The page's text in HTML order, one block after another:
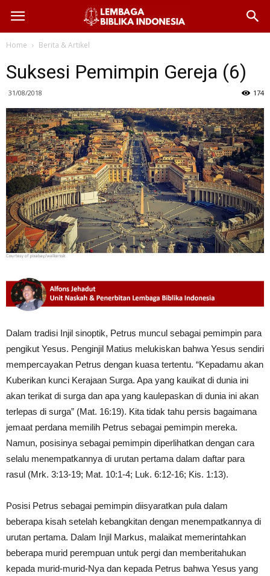
Home Berita & Artikel
Suksesi Pemimpin Gereja (6)
31/08/2018 174
Dalam tradisi Injil sinoptik, Petrus muncul sebagai pemimpin para
pengikut Yesus. Penginjil Matius melukiskan bahwa Yesus sendiri
mempercayakan Petrus dengan kuasa tertentu. “Kepadamu akan
Kuberikan kunci Kerajaan Surga. Apa yang kauikat di dunia ini
akan terikat di surga dan apa yang kaulepaskan di dunia ini akan
terlepas di surga” (Mat. 16:19). Kita tidak tahu persis bagaimana
jemaat perdana memilih Petrus sebagai pemimpin mereka.
Namun, posisinya sebagai pemimpin diperlihatkan dengan cara
selalu menempatkannya di urutan pertama dalam daftar para
rasul (Mrk. 3:13-19; Mat. 10:1-4; Luk. 6:12-16; Kis. 1:13).
Posisi Petrus sebagai pemimpin diisyaratkan pula dalam
beberapa kisah setelah kebangkitan dengan menempatkannya di
urutan pertama. Dalam Injil Markus, malaikat memerintahkan
beberapa murid perempuan untuk pergi dan memberitahukan
kepada murid-murid-Nya dan kepada Petrus bahwa Yesus yang